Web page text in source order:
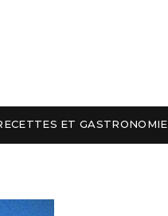
ET GASTRONOMIE